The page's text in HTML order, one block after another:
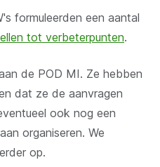
formuleerden een aantal
tot verbeterpunten.
de POD MI. Ze hebben
dat ze de aanvragen
ook nog een
organiseren. We
op.